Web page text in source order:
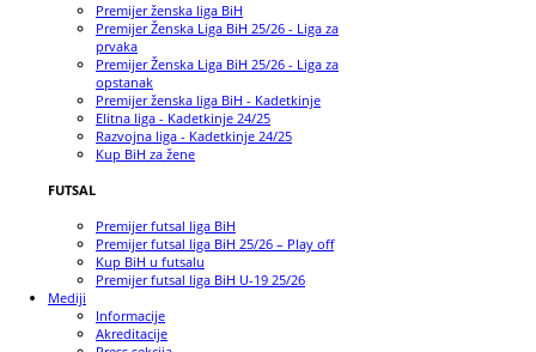
Premijer ženska liga BiH
Premijer Ženska Liga BiH 25/26 - Liga za
prvaka
Premijer Ženska Liga BiH 25/26 - Liga za
opstanak
Premijer ženska liga BiH - Kadetkinje
Elitna liga - Kadetkinje 24/25
Razvojna liga - Kadetkinje 24/25
Kup BiH za žene
FUTSAL
Premijer futsal liga BiH
Premijer futsal liga BiH 25/26 – Play off
Kup BiH u futsalu
Premijer futsal liga BiH U-19 25/26
Mediji
Informacije
Akreditacije